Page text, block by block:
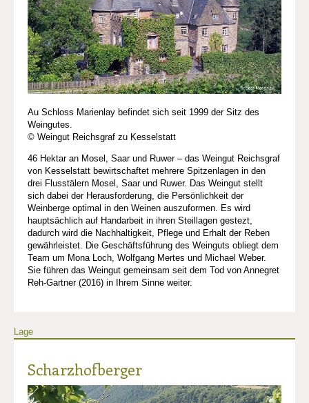
Au Schloss Marienlay befindet sich seit 1999 der Sitz des
Weingutes.
© Weingut Reichsgraf zu Kesselstatt
46 Hektar an Mosel, Saar und Ruwer – das Weingut Reichsgraf
von Kesselstatt bewirtschaftet mehrere Spitzenlagen in den
drei Flusstälern Mosel, Saar und Ruwer. Das Weingut stellt
sich dabei der Herausforderung, die Persönlichkeit der
Weinberge optimal in den Weinen auszuformen. Es wird
hauptsächlich auf Handarbeit in ihren Steillagen gestezt,
dadurch wird die Nachhaltigkeit, Pflege und Erhalt der Reben
gewährleistet. Die Geschäftsführung des Weinguts obliegt dem
Team um Mona Loch, Wolfgang Mertes und Michael Weber.
Sie führen das Weingut gemeinsam seit dem Tod von Annegret
Reh-Gartner (2016) in Ihrem Sinne weiter.
Lage
Scharzhofberger